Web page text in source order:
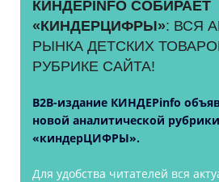
КИНДЕРINFO СОБИРАЕТ
«КИНДЕРЦИФРЫ»: ВСЯ
РЫНКА ДЕТСКИХ
РУБРИКЕ САЙТА!
B2B-издание КИНДЕРinfo
новой аналитической
«киндерЦИФРЫ».
Для удобства читателей вся